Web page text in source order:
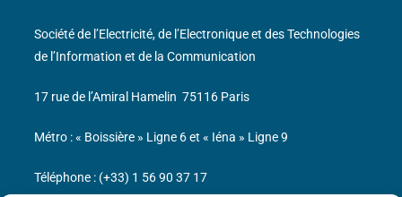
Société de l’Electricité, de l’Electronique et des Technologies
de l’Information et de la Communication
17 rue de l’Amiral Hamelin 75116 Paris
Métro : « Boissière » Ligne 6 et « Iéna » Ligne 9
Téléphone : (+33) 1 56 90 37 17